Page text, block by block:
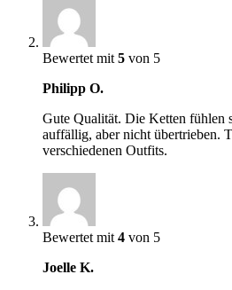
Bewertet mit 5 von 5
Philipp O.
Gute Qualität. Die Ketten fühlen
auffällig, aber nicht übertrieben.
verschiedenen Outfits.
Bewertet mit 4 von 5
Joelle K.